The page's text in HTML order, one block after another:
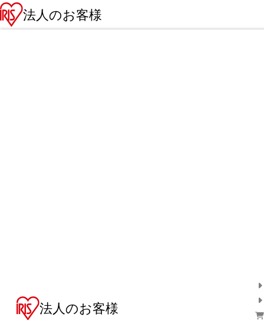
法人のお客様
法人のお客様